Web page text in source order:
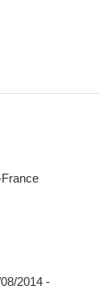
France
2014 -